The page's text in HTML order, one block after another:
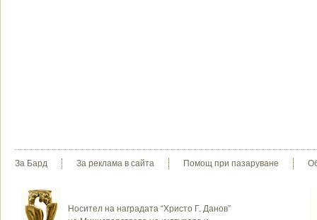
За Бард За реклама в сайта Помощ при пазаруване
Носител на наградата “Христо Г. Данов”